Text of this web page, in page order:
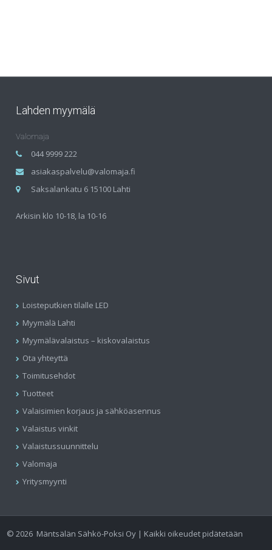
Lahden myymälä
Valomaja
044 9999 222
asiakaspalvelu@valomaja.fi
Saksalankatu 6 15100 Lahti
Arkisin klo 10-18, la 10-16
Sivut
Loisteputkien tilalle LED
Myymälä Lahti
Myymälävalaistus – kiskovalaistus
Ota yhteyttä
Toimitusehdot
Tuotteet
Valaisimien korjaus ja sähköasennus
Valaistus vinkit
Valaistussuunnittelu
Valomaja
Yritysmyynti
©2026 Mäntsälän Sähkö-Poksi Oy | Kaikki oikeudet pidätetään